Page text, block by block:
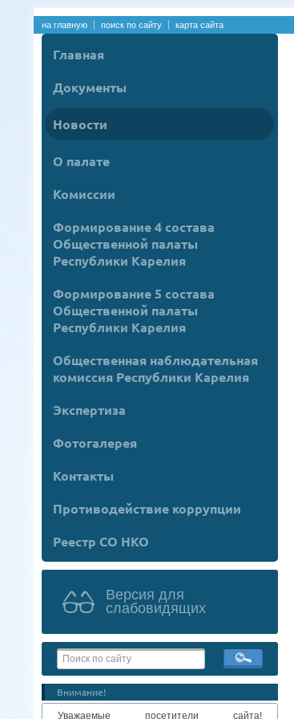
на главную поиск по сайту карта сайта
Главная
Документы
Новости
О палате
Комиссии
Формирование 4 состава
Общественной палаты
Республики Карелия
Формирование 5 состава
Общественной палаты
Республики Карелия
Общественная наблюдательная
комиссия Республики Карелия
Экспертиза
Фотогалерея
Контакты
Противодействие коррупции
Реестр СО НКО
Версия для
слабовидящих
Внимание!
Уважаемые посетители сайта!